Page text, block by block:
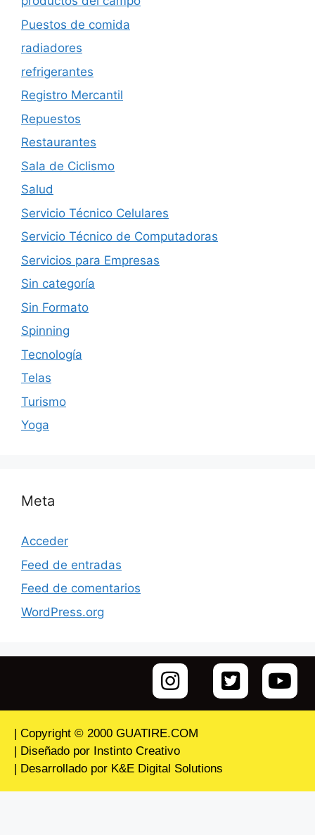
Puestos de comida
radiadores
refrigerantes
Registro Mercantil
Repuestos
Restaurantes
Sala de Ciclismo
Salud
Servicio Técnico Celulares
Servicio Técnico de Computadoras
Servicios para Empresas
Sin categoría
Sin Formato
Spinning
Tecnología
Telas
Turismo
Yoga
Meta
Acceder
Feed de entradas
Feed de comentarios
WordPress.org
| Copyright © 2000 GUATIRE.COM
| Diseñado por Instinto Creativo
| Desarrollado por K&E Digital Solutions